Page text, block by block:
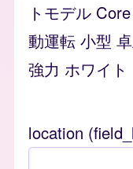
トモデル
動運転 小型
強力 ホワイト
location